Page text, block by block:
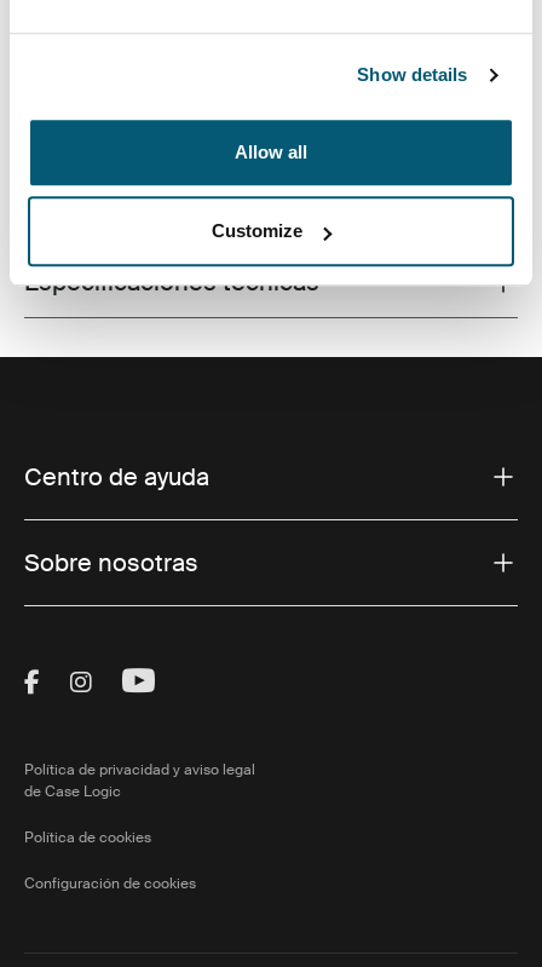
Show details
Allow all
Customize
mucho espacio de almacenamiento y características
Todas las características
Especificaciones técnicas
Centro de ayuda
Sobre nosotras
Visit Thule on Facebook (external link)
Visit Thule on Instagram (external link)
Visit Thule on Youtube (external
Política de privacidad y aviso legal
de Case Logic
Política de cookies
Configuración de cookies